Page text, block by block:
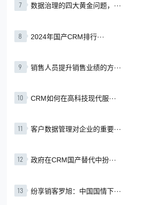
7 数据治理的四大黄金问题，···
8 2024年国产CRM排行···
9 销售人员提升销售业绩的方···
10 CRM如何在高科技现代服···
11 客户数据管理对企业的重要···
12 政府在CRM国产替代中扮···
13 纷享销客罗旭：中国国情下···